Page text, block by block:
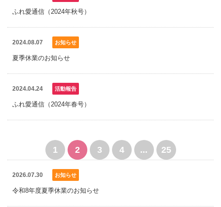
ふれ愛通信（2024年秋号）
2024.08.07 お知らせ
夏季休業のお知らせ
2024.04.24 活動報告
ふれ愛通信（2024年春号）
1 2 3 4 ... 25
2026.07.30 お知らせ
令和8年度夏季休業のお知らせ